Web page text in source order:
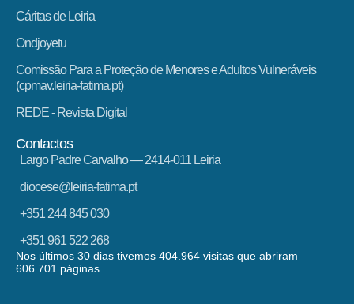
Cáritas de Leiria
Ondjoyetu
Comissão Para a Proteção de Menores e Adultos Vulneráveis
(cpmav.leiria-fatima.pt)
REDE - Revista Digital
Contactos
Largo Padre Carvalho — 2414-011 Leiria
diocese@leiria-fatima.pt
+351 244 845 030
+351 961 522 268
Nos últimos 30 dias tivemos 404.964 visitas que abriram
606.701 páginas.